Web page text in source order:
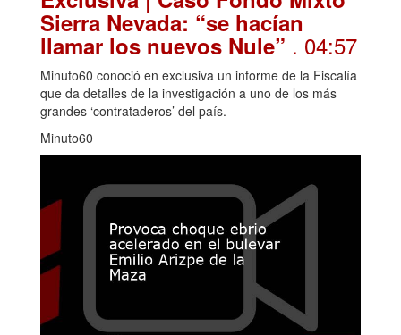
Sierra Nevada: “se hacían
llamar los nuevos Nule” . 04:57
Minuto60 conoció en exclusiva un informe de la Fiscalía
que da detalles de la investigación a uno de los más
grandes ‘contrataderos’ del país.
Minuto60